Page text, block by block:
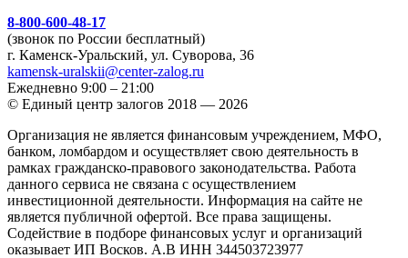
8-800-600-48-17
(звонок по России бесплатный)
г. Каменск-Уральский, ул. Суворова, 36
kamensk-uralskii@center-zalog.ru
Ежедневно 9:00 – 21:00
© Единый центр залогов 2018 — 2026
Организация не является финансовым учреждением, МФО,
банком, ломбардом и осуществляет свою деятельность в
рамках гражданско-правового законодательства. Работа
данного сервиса не связана с осуществлением
инвестиционной деятельности. Информация на сайте не
является публичной офертой. Все права защищены.
Содействие в подборе финансовых услуг и организаций
оказывает ИП Восков. А.В ИНН 344503723977